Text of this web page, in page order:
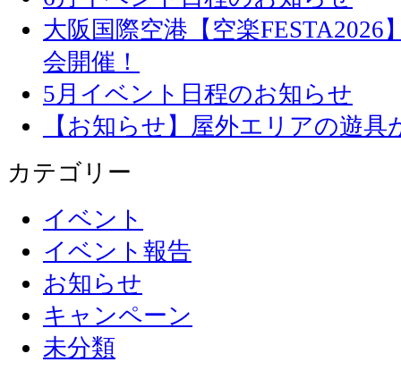
大阪国際空港【空楽
会開催！
5月イベント日程のお知らせ
【お知らせ】屋外エリアの遊
カテゴリー
イベント
イベント報告
お知らせ
キャンペーン
未分類